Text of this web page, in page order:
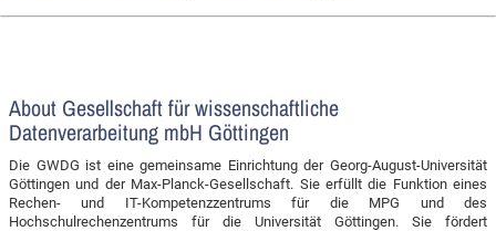
About Gesellschaft für wissenschaftliche
Datenverarbeitung mbH Göttingen
Die GWDG ist eine gemeinsame Einrichtung der Georg-August-Universität
Göttingen und der Max-Planck-Gesellschaft. Sie erfüllt die Funktion eines
Rechen- und IT-Kompetenzzentrums für die MPG und des
Hochschulrechenzentrums für die Universität Göttingen. Sie fördert